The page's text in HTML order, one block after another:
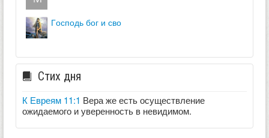
господь бог и сво
Стих дня
К Евреям 11:1 Вера же есть осуществление
ожидаемого и уверенность в невидимом.